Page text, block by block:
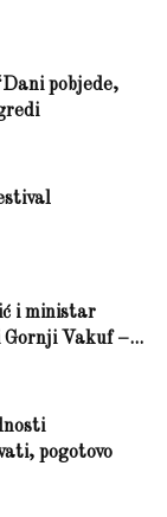
pobjede,
i ministar
Gornji Vakuf –...
pogotovo